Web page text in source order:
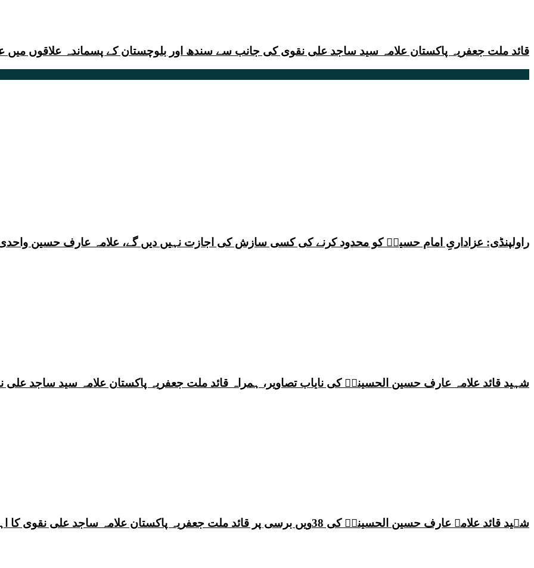
قائد ملت جعفریہ پاکستان علامہ سید ساجد علی نقوی کی جانب سے سندھ اور بلوچستان کے پسماندہ علاقوں میں
راولپنڈی: عزاداریِ امام حسینؑ کو محدود کرنے کی کسی سازش کی اجازت نہیں دیں گے، علامہ عارف حسین
شہید قائد علامہ عارف حسین الحسینیؒ کی نایاب تصاویر، ہمراہ قائد ملت جعفریہ پاکستان علامہ سید ساجد علی
شہید قائد علامہ عارف حسین الحسینیؒ کی 38ویں برسی پر قائد ملت جعفریہ پاکستان علامہ ساجد علی نقوی کا اہم پیغام